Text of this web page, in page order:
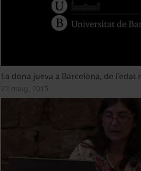
La dona jueva a Barcelona, de l'edat
22 maig, 2015